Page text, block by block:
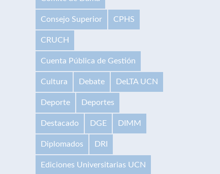
Consejo Superior CPHS
CRUCH
Cuenta Pública de Gestión
Cultura Debate DeLTA UCN
Deporte Deportes
Destacado DGE DIMM
Diplomados DRI
Ediciones Universitarias UCN